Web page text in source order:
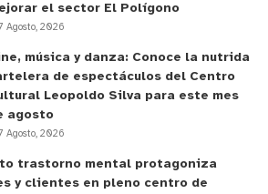
predefinidas. Además se
control, el que colinda con
camino; y, dos trayectos que
zona de hábitat de vegetación
la abundancia y diversidad de
distancias del borde,
el sector El Polígono
Agosto, 2026
música y danza: Conoce la nutrida
de espectáculos del Centro
Leopoldo Silva para este mes
agosto
Agosto, 2026
trastorno mental protagoniza
y clientes en pleno centro de